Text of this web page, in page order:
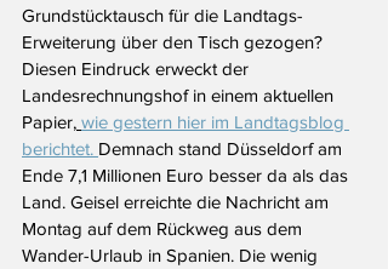
Grundstücktausch für die Landtags-
Erweiterung über den Tisch gezogen?
Diesen Eindruck erweckt der
Landesrechnungshof in einem aktuellen
Papier, wie gestern hier im Landtagsblog
berichtet. Demnach stand Düsseldorf am
Ende 7,1 Millionen Euro besser da als das
Land. Geisel erreichte die Nachricht am
Montag auf dem Rückweg aus dem
Wander-Urlaub in Spanien. Die wenig